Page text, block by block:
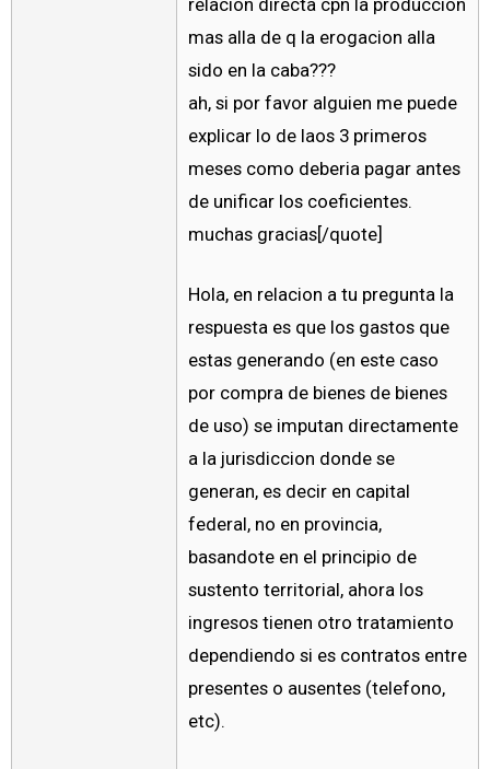
mas alla de q la erogacion alla
sido en la caba???
ah, si por favor alguien me puede
explicar lo de laos 3 primeros
meses como deberia pagar antes
de unificar los coeficientes.
muchas gracias[/quote]
Hola, en relacion a tu pregunta la
respuesta es que los gastos que
estas generando (en este caso
por compra de bienes de bienes
de uso) se imputan directamente
a la jurisdiccion donde se
generan, es decir en capital
federal, no en provincia,
basandote en el principio de
sustento territorial, ahora los
ingresos tienen otro tratamiento
dependiendo si es contratos entre
presentes o ausentes (telefono,
etc).